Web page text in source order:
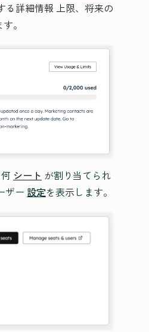
る詳細情報 上限、将来の
。
シート が割り当てられ
ザー 設定を表示します。